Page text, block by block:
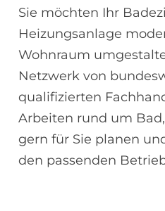
auch einen
Gerüche
entfernt. Die
abgesaugt, innerhalb
Geruchsstoffen
wieder an die
keine Außenluft
entstehen weder Zugluft
Wärmeverluste.
erstaunlich langlebig
Sie möchten Ihr
Heizungsanlage
Wohnraum
Netzwerk von
qualifizierten
Arbeiten rund um
gern für Sie planen
den passenden